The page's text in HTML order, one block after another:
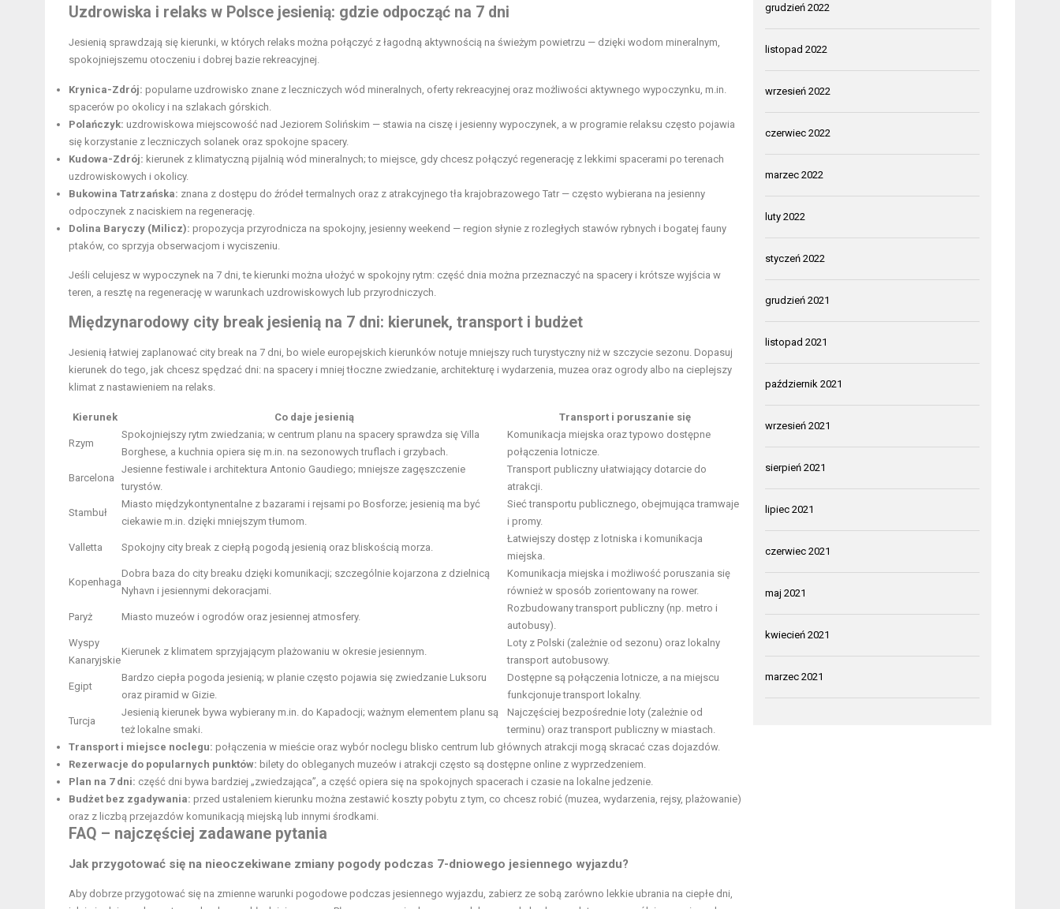
Uzdrowiska i relaks w Polsce jesienią: gdzie odpocząć na 7 dni
Jesienią sprawdzają się kierunki, w których relaks można połączyć z łagodną aktywnością na świeżym powietrzu — dzięki wodom mineralnym,
spokojniejszemu otoczeniu i dobrej bazie rekreacyjnej.
Krynica-Zdrój: popularne uzdrowisko znane z leczniczych wód mineralnych, oferty rekreacyjnej oraz możliwości aktywnego wypoczynku, m.in.
spacerów po okolicy i na szlakach górskich.
Polańczyk: uzdrowiskowa miejscowość nad Jeziorem Solińskim — stawia na ciszę i jesienny wypoczynek, a w programie relaksu często pojawia
się korzystanie z leczniczych solanek oraz spokojne spacery.
Kudowa-Zdrój: kierunek z klimatyczną pijalnią wód mineralnych; to miejsce, gdy chcesz połączyć regenerację z lekkimi spacerami po terenach
uzdrowiskowych i okolicy.
Bukowina Tatrzańska: znana z dostępu do źródeł termalnych oraz z atrakcyjnego tła krajobrazowego Tatr — często wybierana na jesienny
odpoczynek z naciskiem na regenerację.
Dolina Baryczy (Milicz): propozycja przyrodnicza na spokojny, jesienny weekend — region słynie z rozległych stawów rybnych i bogatej fauny
ptaków, co sprzyja obserwacjom i wyciszeniu.
Jeśli celujesz w wypoczynek na 7 dni, te kierunki można ułożyć w spokojny rytm: część dnia można przeznaczyć na spacery i krótsze wyjścia w
teren, a resztę na regenerację w warunkach uzdrowiskowych lub przyrodniczych.
Międzynarodowy city break jesienią na 7 dni: kierunek, transport i budżet
Jesienią łatwiej zaplanować city break na 7 dni, bo wiele europejskich kierunków notuje mniejszy ruch turystyczny niż w szczycie sezonu. Dopasuj
kierunek do tego, jak chcesz spędzać dni: na spacery i mniej tłoczne zwiedzanie, architekturę i wydarzenia, muzea oraz ogrody albo na cieplejszy
klimat z nastawieniem na relaks.
Kierunek Co daje jesienią Transport i poruszanie się
Rzym
Spokojniejszy rytm zwiedzania; w centrum planu na spacery sprawdza się Villa
Borghese, a kuchnia opiera się m.in. na sezonowych truflach i grzybach.
Komunikacja miejska oraz typowo dostępne
połączenia lotnicze.
Barcelona
Jesienne festiwale i architektura Antonio Gaudiego; mniejsze zagęszczenie
turystów.
Transport publiczny ułatwiający dotarcie do
atrakcji.
Stambuł
Miasto międzykontynentalne z bazarami i rejsami po Bosforze; jesienią ma być
ciekawie m .in. dzięki mniejszym tłumom.
Sieć transportu publicznego, obejmująca tramwaje
i promy.
Valletta Spokojny city break z ciepłą pogodą jesienią oraz bliskością morza.
Łatwiejszy dostęp z lotniska i komunikacja
miejska.
Kopenhaga
Dobra baza do city breaku dzięki komunikacji; szczególnie kojarzona z dzielnicą
Nyhavn i jesiennymi dekoracjami.
Komunikacja miejska i możliwość poruszania się
również w sposób zorientowany na rower.
Paryż Miasto muzeów i ogrodów oraz jesiennej atmosfery.
Rozbudowany transport publiczny (np. metro i
autobusy).
Wyspy
Kanaryjskie
Kierunek z klimatem sprzyjającym plażowaniu w okresie jesiennym.
Loty z Polski (zależnie od sezonu) oraz lokalny
transport autobusowy.
Egipt
Bardzo ciepła pogoda jesienią; w planie często pojawia się zwiedzanie Luksoru
oraz piramid w Gizie.
Dostępne są połączenia lotnicze, a na miejscu
funkcjonuje transport lokalny.
Turcja
Jesienią kierunek bywa wybierany m.in. do Kapadocji; ważnym elementem planu są
też lokalne smaki.
Najczęściej bezpośrednie loty (zależnie od
terminu) oraz transport publiczny w miastach.
Transport i miejsce noclegu: połączenia w mieście oraz wybór noclegu blisko centrum lub głównych atrakcji mogą skracać czas dojazdów.
Rezerwacje do popularnych punktów: bilety do obleganych muzeów i atrakcji często są dostępne online z wyprzedzeniem.
Plan na 7 dni: część dni bywa bardziej „zwiedzająca”, a część opiera się na spokojnych spacerach i czasie na lokalne jedzenie.
Budżet bez zgadywania: przed ustaleniem kierunku można zestawić koszty pobytu z tym, co chcesz robić (muzea, wydarzenia, rejsy, plażowanie)
oraz z liczbą przejazdów komunikacją miejską lub innymi środkami.
FAQ – najczęściej zadawane pytania
Jak przygotować się na nieoczekiwane zmiany pogody podczas 7-dniowego jesiennego wyjazdu?
Aby dobrze przygotować się na zmienne warunki pogodowe podczas jesiennego wyjazdu, zabierz ze sobą zarówno lekkie ubrania na ciepłe dni,
grudzień 2022
listopad 2022
wrzesień 2022
czerwiec 2022
marzec 2022
luty 2022
styczeń 2022
grudzień 2021
listopad 2021
październik 2021
wrzesień 2021
sierpień 2021
lipiec 2021
czerwiec 2021
maj 2021
kwiecień 2021
marzec 2021